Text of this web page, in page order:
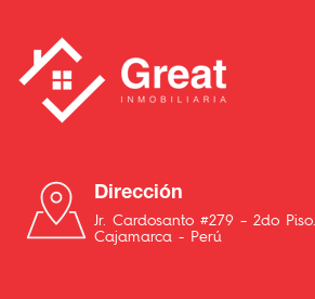
Dirección
Jr. Cardosanto #279 – 2do
Cajamarca - Perú